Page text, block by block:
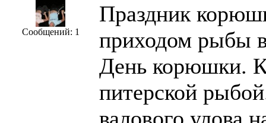
Сообщений: 1
Праздник
приходом рыбы в
День корюшки.
питерской